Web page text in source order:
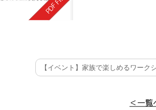
【イベント】家族で楽しめるワーク
＜一覧